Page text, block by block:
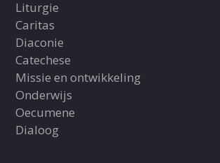
Liturgie
Caritas
Diaconie
Catechese
Missie en ontwikkeling
Onderwijs
Oecumene
Dialoog